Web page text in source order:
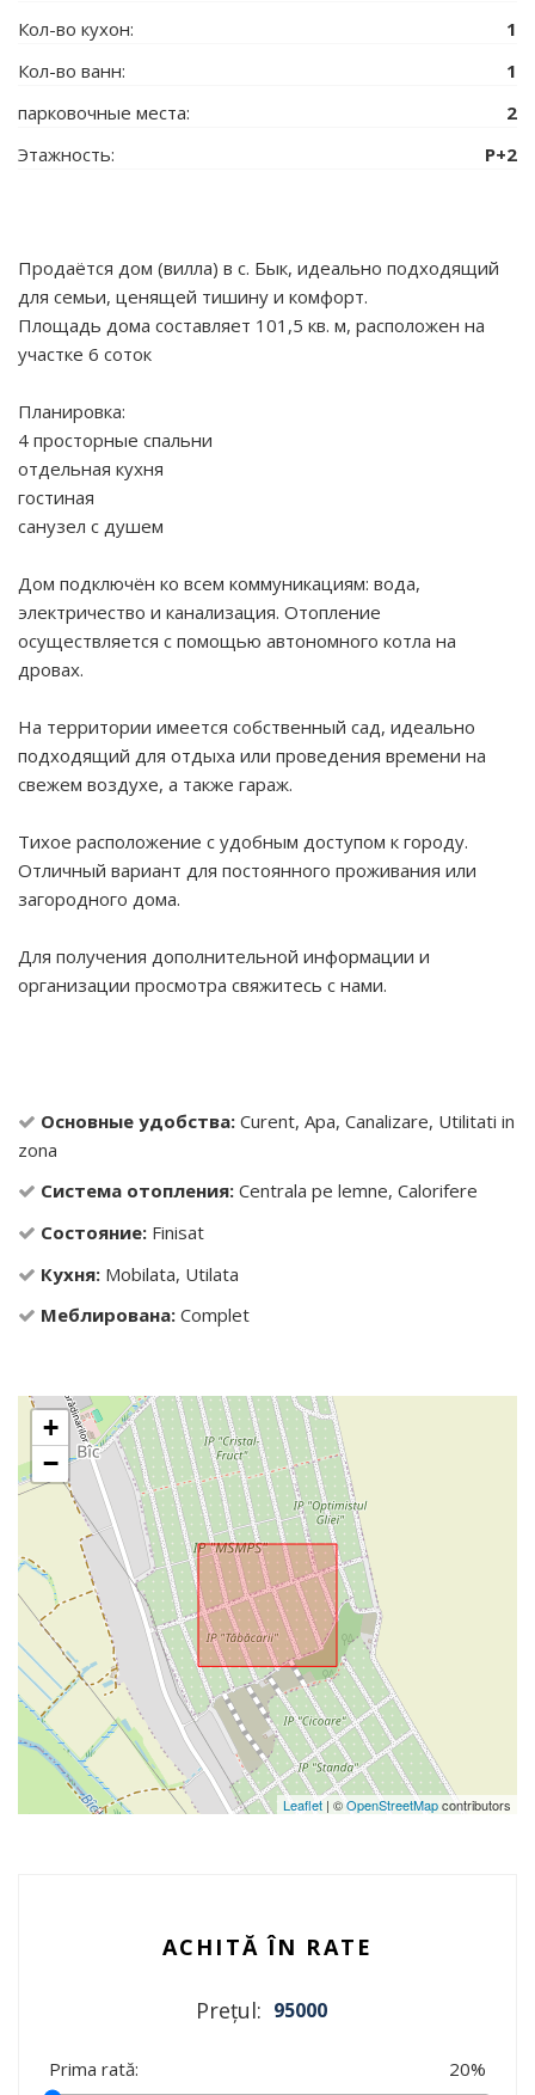
Кол-во кухон:
1
Кол-во ванн:
1
парковочные места:
2
Этажность:
P+2
Продаётся дом (вилла) в с. Бык, идеально подходящий
для семьи, ценящей тишину и комфорт.
Площадь дома составляет 101,5 кв. м, расположен на
участке 6 соток
Планировка:
4 просторные спальни
отдельная кухня
гостиная
санузел с душем
Дом подключён ко всем коммуникациям: вода,
электричество и канализация. Отопление
осуществляется с помощью автономного котла на
дровах.
На территории имеется собственный сад, идеально
подходящий для отдыха или проведения времени на
свежем воздухе, а также гараж.
Тихое расположение с удобным доступом к городу.
Отличный вариант для постоянного проживания или
загородного дома.
Для получения дополнительной информации и
организации просмотра свяжитесь с нами.
Основные удобства: Curent, Apa, Canalizare, Utilitati in
zona
Система отопления: Centrala pe lemne, Calorifere
Состояние: Finisat
Кухня: Mobilata, Utilata
Меблирована: Complet
+
−
Leaflet | ©OpenStreetMapcontributors
ACHITĂ ÎN RATE
Prețul: 95000
Prima rată: 20%